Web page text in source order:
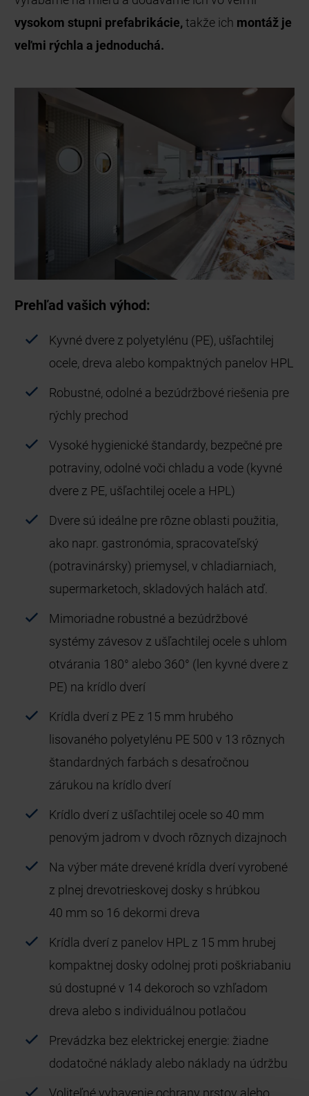
vysokom stupni prefabrikácie,takže ich montáž je
veľmi rýchla a jednoduchá.
Prehľad vašich výhod:
Kyvné dvere z polyetylénu (PE), ušľachtilej
ocele, dreva alebo kompaktných panelov HPL
Robustné, odolné a bezúdržbové riešenia pre
rýchly prechod
Vysoké hygienické štandardy, bezpečné pre
potraviny, odolné voči chladu a vode (kyvné
dvere z PE, ušľachtilej ocele a HPL)
Dvere sú ideálne pre rôzne oblasti použitia,
ako napr. gastronómia, spracovateľský
(potravinársky) priemysel, v chladiarniach,
supermarketoch, skladových halách atď.
Mimoriadne robustné a bezúdržbové
systémy závesov z ušľachtilej ocele s uhlom
otvárania 180° alebo 360° (len kyvné dvere z
PE) na krídlo dverí
Krídla dverí z PE z 15 mm hrubého
lisovaného polyetylénu PE 500 v 13 rôznych
štandardných farbách s desaťročnou
zárukou na krídlo dverí
Krídlo dverí z ušľachtilej ocele so 40 mm
penovým jadrom v dvoch rôznych dizajnoch
Na výber máte drevené krídla dverí vyrobené
z plnej drevotrieskovej dosky s hrúbkou
40 mm so 16 dekormi dreva
Krídla dverí z panelov HPL z 15 mm hrubej
kompaktnej dosky odolnej proti poškriabaniu
sú dostupné v 14 dekoroch so vzhľadom
dreva alebo s individuálnou potlačou
Prevádzka bez elektrickej energie: žiadne
dodatočné náklady alebo náklady na údržbu
Voliteľné vybavenie ochrany prstov alebo